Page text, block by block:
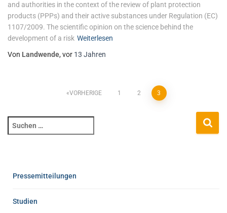
and authorities in the context of the review of plant protection
products (PPPs) and their active substances under Regulation (EC)
1107/2009. The scientific opinion on the science behind the
development of a risk Weiterlesen
Von Landwende, vor 13 Jahren
VORHERIGE 1 2 3
Pressemitteilungen
Studien